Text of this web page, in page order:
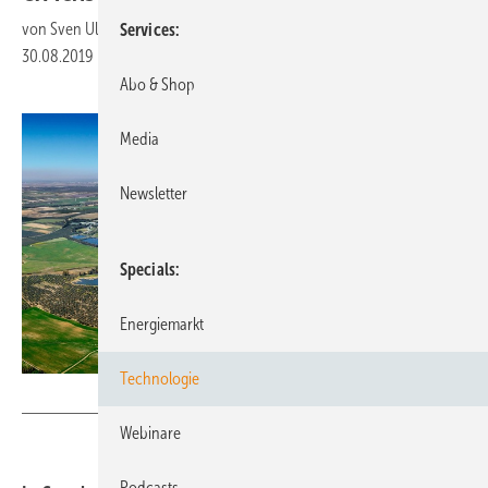
von Sven Ullrich
30.08.2019
Services
Abo & Shop
Media
Newsletter
Specials
Energiemarkt
Technologie
Webinare